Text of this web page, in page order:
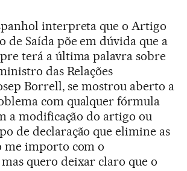
interpreta que o Artigo
de Saída põe em dúvida que a
terá a última palavra sobre
das Relações
Borrell, se mostrou aberto a
com qualquer fórmula
a modificação do artigo ou
de declaração que elimine as
me importo com o
quero deixar claro que o